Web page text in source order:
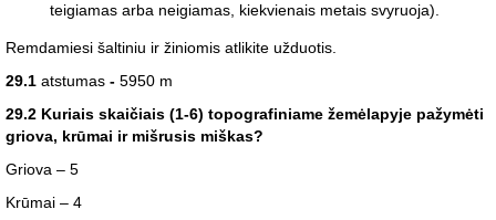
teigiamas arba neigiamas, kiekvienais metais svyruoja).
Remdamiesi šaltiniu ir žiniomis atlikite užduotis.
29.1 atstumas - 5950 m
29.2 Kuriais skaičiais (1-6) topografiniame žemėlapyje pažymėti
griova, krūmai ir mišrusis miškas?
Griova – 5
Krūmai – 4